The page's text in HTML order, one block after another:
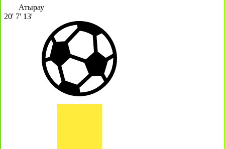
Атырау
20' 7' 13'